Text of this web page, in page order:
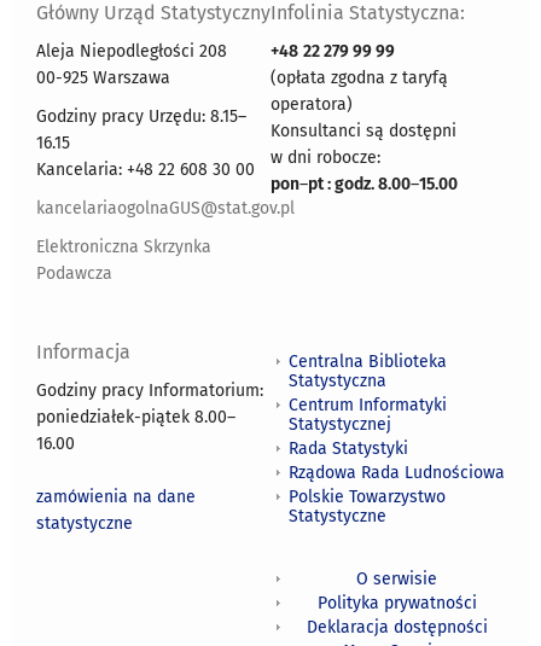
Główny Urząd Statystyczny
Aleja Niepodległości 208
00-925 Warszawa
Godziny pracy Urzędu: 8.15–
16.15
Kancelaria: +48 22 608 30 00
kancelariaogolnaGUS@stat.gov.pl
Elektroniczna Skrzynka
Podawcza
Infolinia Statystyczna:
+48 22 279 99 99
(opłata zgodna z taryfą
operatora)
Konsultanci są dostępni
w dni robocze:
pon–pt : godz. 8.00–15.00
Informacja
Godziny pracy Informatorium:
poniedziałek-piątek 8.00–
16.00
zamówienia na dane
statystyczne
Centralna Biblioteka
Statystyczna
Centrum Informatyki
Statystycznej
Rada Statystyki
Rządowa Rada Ludnościowa
Polskie Towarzystwo
Statystyczne
O serwisie
Polityka prywatności
Deklaracja dostępności